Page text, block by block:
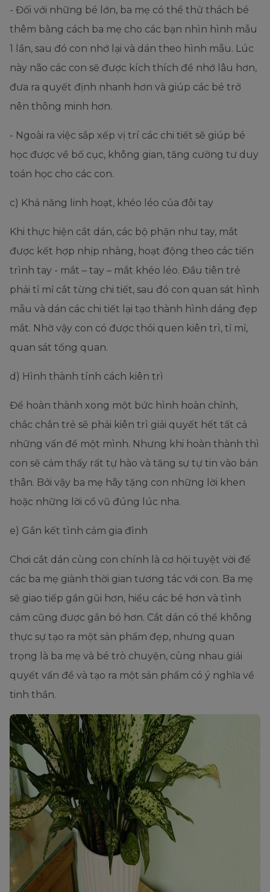
- Đối với những bé lớn, ba mẹ có thể thử thách bé
thêm bằng cách ba mẹ cho các bạn nhìn hình mẫu
1 lần, sau đó con nhớ lại và dán theo hình mẫu. Lúc
này não các con sẽ được kích thích để nhớ lâu hơn,
đưa ra quyết định nhanh hơn và giúp các bé trở
nên thông minh hơn.
- Ngoài ra việc sắp xếp vị trí các chi tiết sẽ giúp bé
học được về bố cục, không gian, tăng cường tư duy
toán học cho các con.
c) Khả năng linh hoạt, khéo léo của đôi tay
Khi thực hiện cắt dán, các bộ phận như tay, mắt
được kết hợp nhịp nhàng, hoạt động theo các tiến
trình tay - mắt – tay – mắt khéo léo. Đầu tiên trẻ
phải tỉ mỉ cắt từng chi tiết, sau đó con quan sát hình
mẫu và dán các chi tiết lại tạo thành hình dáng đẹp
mắt. Nhờ vậy con có được thói quen kiên trì, tỉ mỉ,
quan sát tổng quan.
d) Hình thành tính cách kiên trì
Để hoàn thành xong một bức hình hoàn chỉnh,
chắc chắn trẻ sẽ phải kiên trì giải quyết hết tất cả
những vấn đề một mình. Nhưng khi hoàn thành thì
con sẽ cảm thấy rất tự hào và tăng sự tự tin vào bản
thân. Bởi vậy ba mẹ hãy tặng con những lời khen
hoặc những lời cổ vũ đúng lúc nha.
e) Gắn kết tình cảm gia đình
Chơi cắt dán cùng con chính là cơ hội tuyệt vời để
các ba mẹ giành thời gian tương tác với con. Ba mẹ
sẽ giao tiếp gần gũi hơn, hiểu các bé hơn và tình
cảm cũng được gắn bó hơn. Cắt dán có thể không
thực sự tạo ra một sản phẩm đẹp, nhưng quan
trọng là ba mẹ và bé trò chuyện, cùng nhau giải
quyết vấn đề và tạo ra một sản phẩm có ý nghĩa về
tinh thần.